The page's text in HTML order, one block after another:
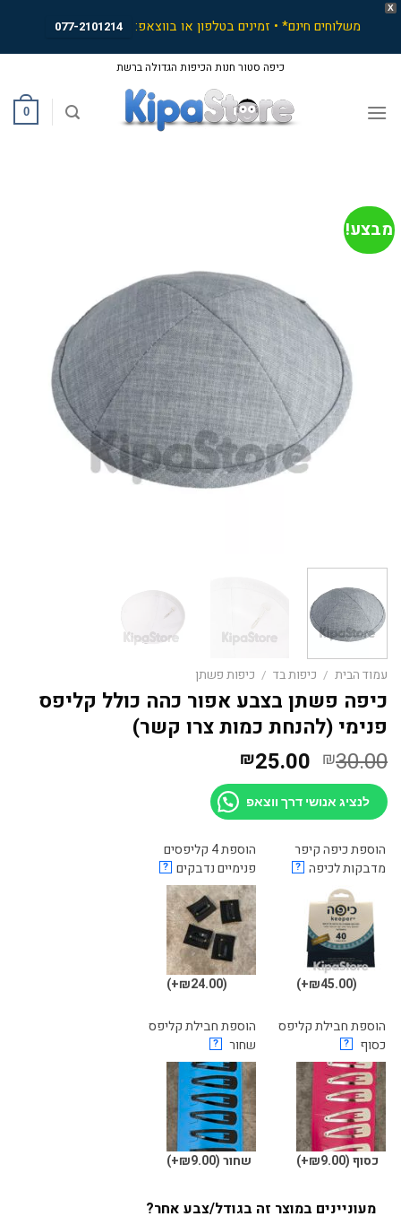
X
משלוחים חינם* • זמינים בטלפון או בווצאפ: 077-2101214
content
כיפה סטור חנות הכיפות הגדולה ברשת
0
מבצע!
עמוד הבית / כיפות בד / כיפות פשתן
כיפה פשתן בצבע אפור כהה כולל קליפס
פנימי (להנחת כמות צרו קשר)
₪30.00 המחיר
המקורי
היה:
₪30.00.
₪25.00
הנוכחי
הוא:
₪25.00.
לנציג אנושי דרך ווצאפ
הוספת כיפה קיפר
מדבקות לכיפה ?
(₪45.00+)
הוספת 4 קליפסים
פנימיים נדבקים ?
(₪24.00+)
הוספת חבילת קליפס
כסוף
?
כסוף(₪9.00+)
הוספת חבילת קליפס
שחור
?
שחור(₪9.00+)
מעוניינים במוצר זה בגודל/צבע אחר?